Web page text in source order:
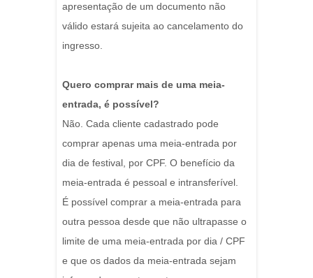
apresentação de um documento não
válido estará sujeita ao cancelamento do
ingresso.
Quero comprar mais de uma meia-
entrada, é possível?
Não. Cada cliente cadastrado pode
comprar apenas uma meia-entrada por
dia de festival, por CPF. O benefício da
meia-entrada é pessoal e intransferível.
É possível comprar a meia-entrada para
outra pessoa desde que não ultrapasse o
limite de uma meia-entrada por dia / CPF
e que os dados da meia-entrada sejam